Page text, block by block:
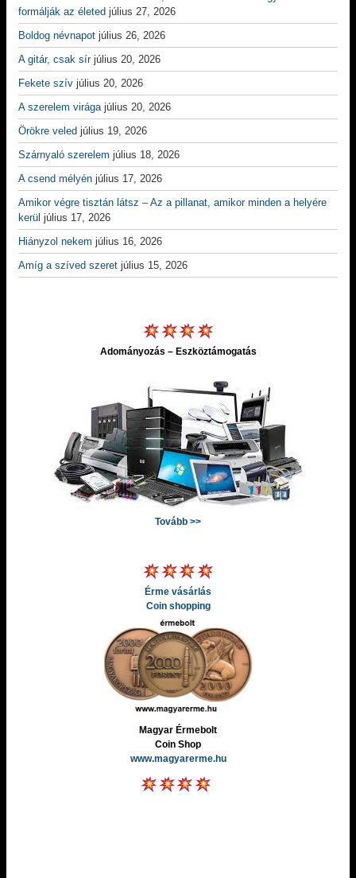
formálják az életed július 27, 2026
Boldog névnapot július 26, 2026
A gitár, csak sír július 20, 2026
Fekete szív július 20, 2026
A szerelem virága július 20, 2026
Örökre veled július 19, 2026
Szárnyaló szerelem július 18, 2026
A csend mélyén július 17, 2026
Amikor végre tisztán látsz – Az a pillanat, amikor minden a helyére
kerül július 17, 2026
Hiányzol nekem július 16, 2026
Amíg a szíved szeret július 15, 2026
Adományozás – Eszköztámogatás
Tovább >>
Érme vásárlás
Coin shopping
Magyar Érmebolt
Coin Shop
www.magyarerme.hu